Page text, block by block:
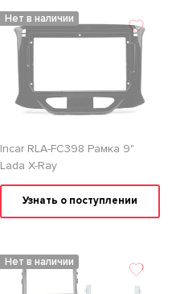
Нет в наличии
Incar RLA-FC398 Рамка 9"
Lada X-Ray
Узнать о поступлении
Нет в наличии